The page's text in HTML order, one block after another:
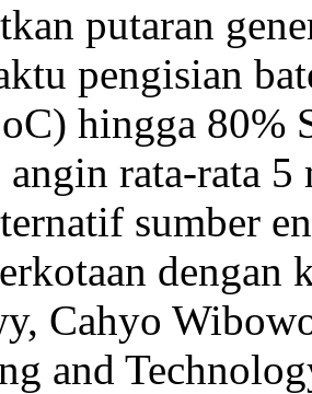
putaran
pengisian
hingga 80%
angin rata-rata
sumber
dengan
Cahyo
and